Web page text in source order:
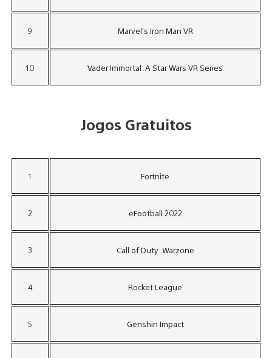
9 Marvel’s Iron Man VR
10 Vader Immortal: A Star Wars VR Series
Jogos Gratuitos
1 Fortnite
2 eFootball 2022
3 Call of Duty: Warzone
4 Rocket League
5 Genshin Impact